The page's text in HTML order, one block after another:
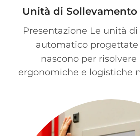
Unità di
Presentazione Le unità
automatico progettate
nascono per
ergonomiche e logistiche